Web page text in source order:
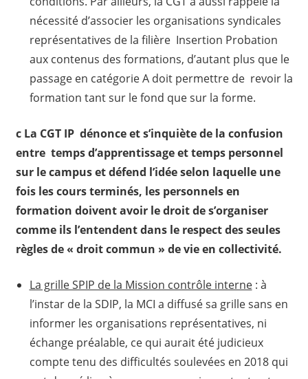
nécessité d’associer les organisations syndicales
représentatives de la filière Insertion Probation
aux contenus des formations, d’autant plus que le
passage en catégorie A doit permettre de revoir la
formation tant sur le fond que sur la forme.
cLa CGTIP dénonce et s’inquiète de la confusion
entre temps d’apprentissage et temps personnel
sur le campus et défend l’idée selon laquelle une
fois les cours terminés, les personnels en
formation doivent avoir le droit de s’organiser
comme ils l’entendent dans le respect des seules
règles de « droit commun » de vie en collectivité.
La grille SPIP de la Mission contrôle interne: à
l’instar de la SDIP, la MCI a diffusé sa grille sans en
informer les organisations représentatives, ni
échange préalable, ce qui aurait été judicieux
compte tenu des difficultés soulevées en 2018 qui